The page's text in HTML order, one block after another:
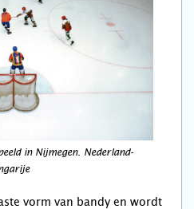
in Nijmegen. Nederland-
vorm van bandy en wordt